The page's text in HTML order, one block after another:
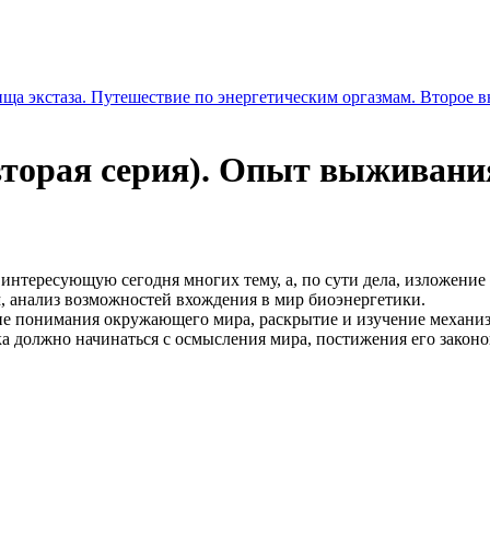
экстаза. Путешествие по энергетическим оргазмам. Второе
серия). Опыт
сегодня многих тему, а, по сути дела,
возможностей вхождения в мир биоэнергетики.
понимания окружающего мира, раскрытие и изучение
должно начинаться с осмысления мира, постижения его